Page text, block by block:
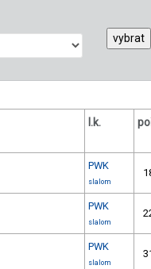
l.k.
PWK
slalom
PWK
slalom
PWK
slalom